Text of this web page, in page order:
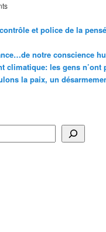
et police de la
notre conscience
climatique: les gens n’ont
la paix, un